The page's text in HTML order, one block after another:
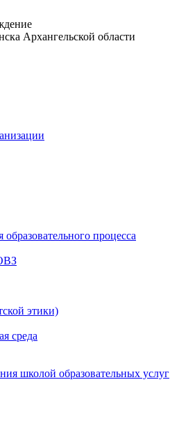
Архангельской области
процесса
этики)
среда
школой образовательных услуг